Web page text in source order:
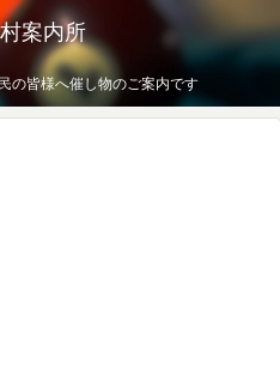
の皆様へ催し物のご案内です